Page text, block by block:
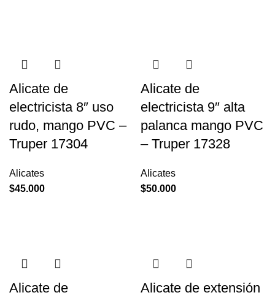
Alicate de
electricista 8″ uso
rudo, mango PVC –
Truper 17304
Alicates
$45.000
Alicate de
electricista 9″ alta
palanca mango PVC
– Truper 17328
Alicates
$50.000
Alicate de
Alicate de extensión